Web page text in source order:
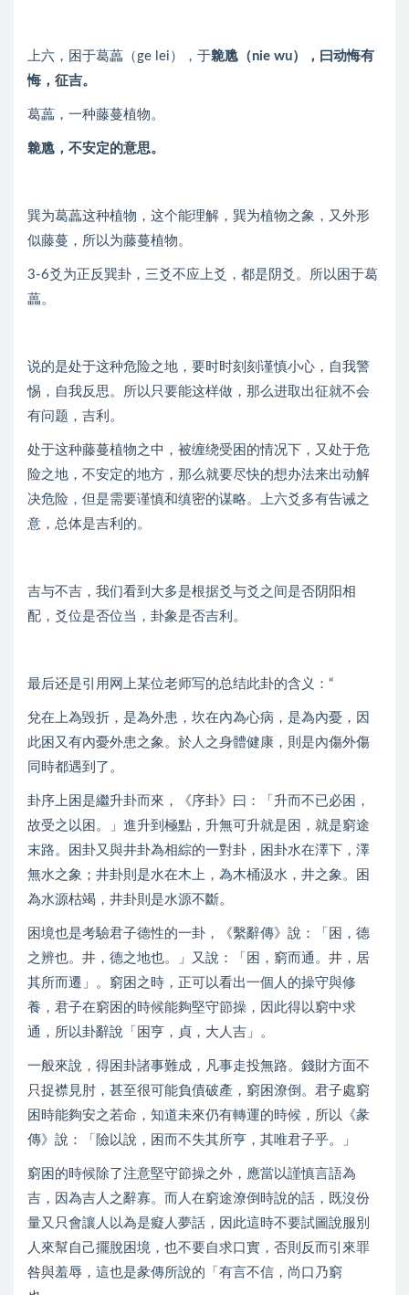
上六，困于葛藟（ge lei），于臲卼（nie wu），曰动悔有
悔，征吉。
葛藟，一种藤蔓植物。
臲卼，不安定的意思。
巽为葛藟这种植物，这个能理解，巽为植物之象，又外形
似藤蔓，所以为藤蔓植物。
3-6爻为正反巽卦，三爻不应上爻，都是阴爻。所以困于葛
藟。
说的是处于这种危险之地，要时时刻刻谨慎小心，自我警
惕，自我反思。所以只要能这样做，那么进取出征就不会
有问题，吉利。
处于这种藤蔓植物之中，被缠绕受困的情况下，又处于危
险之地，不安定的地方，那么就要尽快的想办法来出动解
决危险，但是需要谨慎和缜密的谋略。上六爻多有告诫之
意，总体是吉利的。
吉与不吉，我们看到大多是根据爻与爻之间是否阴阳相
配，爻位是否位当，卦象是否吉利。
最后还是引用网上某位老师写的总结此卦的含义：“
兌在上為毀折，是為外患，坎在內為心病，是為內憂，因
此困又有內憂外患之象。於人之身體健康，則是內傷外傷
同時都遇到了。
卦序上困是繼升卦而來，《序卦》曰：「升而不已必困，
故受之以困。」進升到極點，升無可升就是困，就是窮途
末路。困卦又與井卦為相綜的一對卦，困卦水在澤下，澤
無水之象；井卦則是水在木上，為木桶汲水，井之象。困
為水源枯竭，井卦則是水源不斷。
困境也是考驗君子德性的一卦，《繫辭傳》說：「困，德
之辨也。井，德之地也。」又說：「困，窮而通。井，居
其所而遷」。窮困之時，正可以看出一個人的操守與修
養，君子在窮困的時候能夠堅守節操，因此得以窮中求
通，所以卦辭說「困亨，貞，大人吉」。
一般來說，得困卦諸事難成，凡事走投無路。錢財方面不
只捉襟見肘，甚至很可能負債破產，窮困潦倒。君子處窮
困時能夠安之若命，知道未來仍有轉運的時候，所以《彖
傳》說：「險以說，困而不失其所亨，其唯君子乎。」
窮困的時候除了注意堅守節操之外，應當以謹慎言語為
吉，因為吉人之辭寡。而人在窮途潦倒時說的話，既沒份
量又只會讓人以為是癡人夢話，因此這時不要試圖說服別
人來幫自己擺脫困境，也不要自求口實，否則反而引來罪
咎與羞辱，這也是彖傳所說的「有言不信，尚口乃窮